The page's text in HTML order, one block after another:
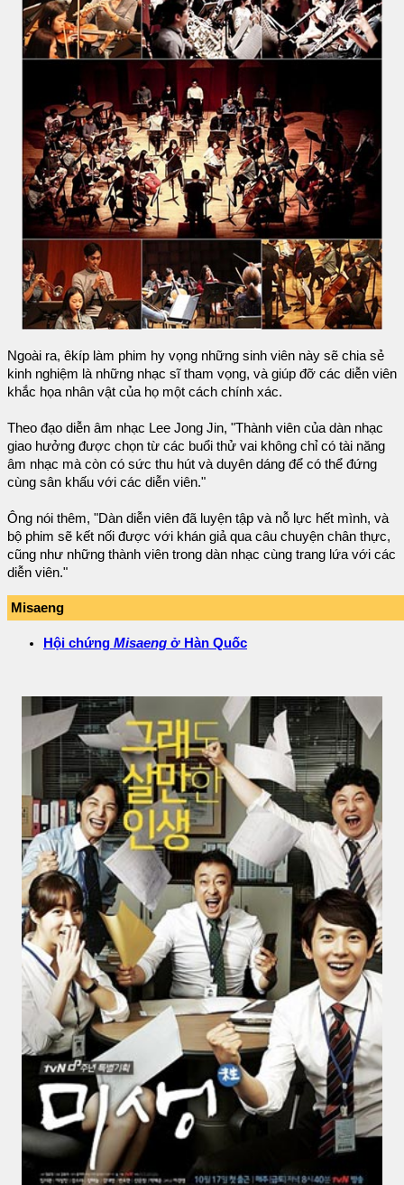
Ngoài ra, êkíp làm phim hy vọng những sinh viên này sẽ chia sẻ
kinh nghiệm là những nhạc sĩ tham vọng, và giúp đỡ các diễn viên
khắc họa nhân vật của họ một cách chính xác.
Theo đạo diễn âm nhạc Lee Jong Jin, "Thành viên của dàn nhạc
giao hưởng được chọn từ các buổi thử vai không chỉ có tài năng
âm nhạc mà còn có sức thu hút và duyên dáng để có thể đứng
cùng sân khấu với các diễn viên."
Ông nói thêm, "Dàn diễn viên đã luyện tập và nỗ lực hết mình, và
bộ phim sẽ kết nối được với khán giả qua câu chuyện chân thực,
cũng như những thành viên trong dàn nhạc cùng trang lứa với các
diễn viên."
Misaeng
Hội chứng Misaeng ở Hàn Quốc